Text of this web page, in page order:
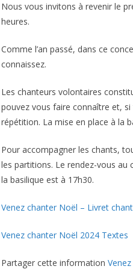
Nous vous invitons à revenir le
heures.
Comme l’an passé, dans ce
connaissez.
Les chanteurs volontaires
pouvez vous faire connaître et,
répétition. La mise en place à la
Pour accompagner les chants,
les partitions. Le rendez-vous au
la basilique est à 17h30.
Venez chanter Noël – Livret
Venez chanter Noël 2024 Textes
Partager cette information